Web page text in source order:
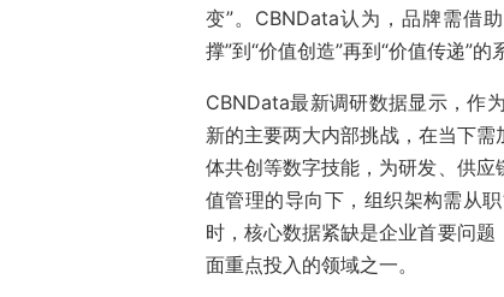
变”。CBNData认为，品牌需借
撑”到“价值创造”再到“价值传递”的
CBNData最新调研数据显示，作
新的主要两大内部挑战，在当下
体共创等数字技能，为研发、供
值管理的导向下，组织架构需从
时，核心数据紧缺是企业首要问
面重点投入的领域之一。